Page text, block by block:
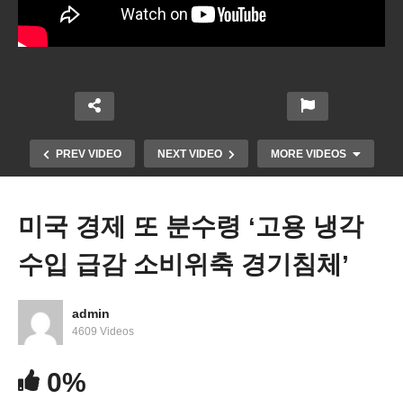
PREV VIDEO NEXT VIDEO MORE VIDEOS
늘어난다
미국 경제 또 분수령 ‘고용 냉각
수입 급감 소비위축 경기침체’
admin
4609 Videos
0%